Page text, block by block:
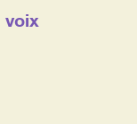
voix